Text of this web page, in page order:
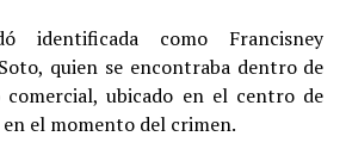
identificada como Francisney
quien se encontraba dentro de
comercial, ubicado en el centro de
el momento del crimen.